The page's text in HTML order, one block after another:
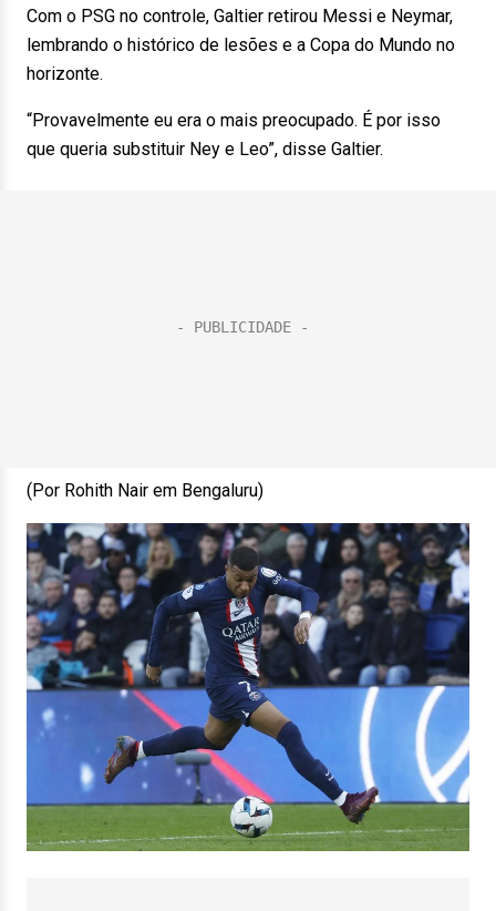
Com o PSG no controle, Galtier retirou Messi e Neymar,
lembrando o histórico de lesões e a Copa do Mundo no
horizonte.
“Provavelmente eu era o mais preocupado. É por isso
que queria substituir Ney e Leo”, disse Galtier.
(Por Rohith Nair em Bengaluru)